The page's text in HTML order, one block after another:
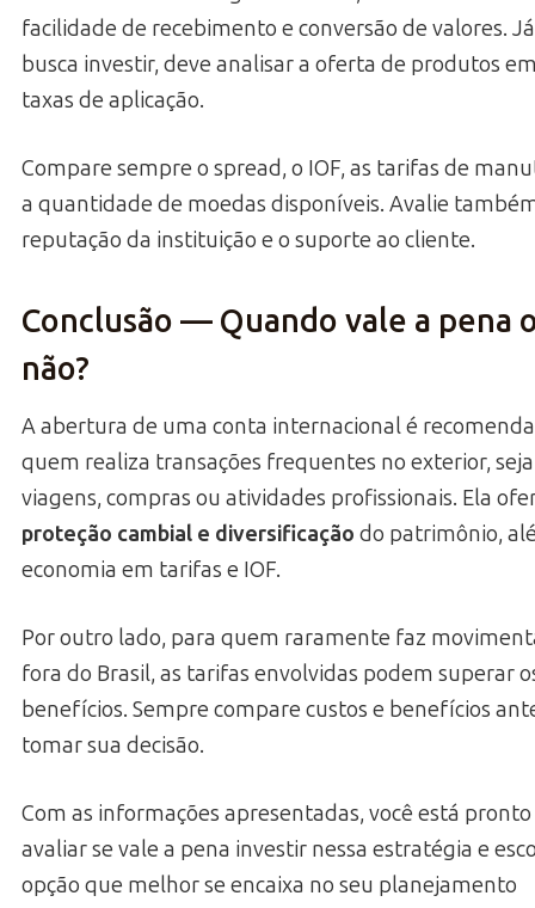
facilidade de recebimento e conversão de valores.
busca investir, deve analisar a oferta de produtos
taxas de aplicação.
Compare sempre o spread, o IOF, as tarifas de
a quantidade de moedas disponíveis. Avalie
reputação da instituição e o suporte ao cliente.
Conclusão — Quando vale a pena
não?
A abertura de uma conta internacional é
quem realiza transações frequentes no exterior,
viagens, compras ou atividades profissionais. Ela
proteção cambial e diversificação do patrimônio,
economia em tarifas e IOF.
Por outro lado, para quem raramente faz
fora do Brasil, as tarifas envolvidas podem superar
benefícios. Sempre compare custos e benefícios
tomar sua decisão.
Com as informações apresentadas, você está
avaliar se vale a pena investir nessa estratégia e
opção que melhor se encaixa no seu planejamento